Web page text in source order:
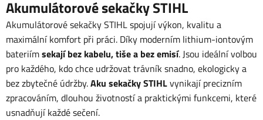
Akumulátorové sekačky STIHL
Akumulátorové sekačky STIHL spojují výkon, kvalitu a
maximální komfort při práci. Díky moderním lithium-iontovým
bateriímsekají bez kabelu, tiše a bez emisí. Jsou ideální volbou
pro každého, kdo chce udržovat trávník snadno, ekologicky a
bez zbytečné údržby.Aku sekačky STIHLvynikají precizním
zpracováním, dlouhou životností a praktickými funkcemi, které
usnadňují každé sečení.